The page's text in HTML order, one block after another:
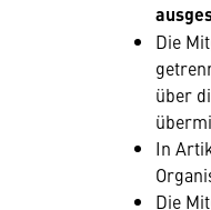
Die
über
In
Die